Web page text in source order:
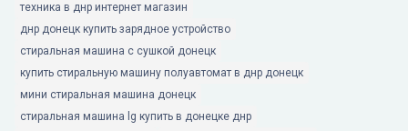
техника в днр интернет магазин
днр донецк купить зарядное устройство
стиральная машина с сушкой донецк
купить стиральную машину полуавтомат в днр донецк
мини стиральная машина донецк
стиральная машина lg купить в донецке днр